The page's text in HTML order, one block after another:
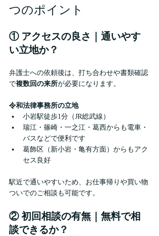
つのポイント
① アクセスの良さ｜通いやす
い立地か？
弁護士への依頼後は、打ち合わせや書類確認
で複数回の来所が必要になります。
令和法律事務所の立地
小岩駅徒歩1分（JR総武線）
瑞江・篠崎・一之江・葛西からも電車・
バスなどで便利です
葛飾区（新小岩・亀有方面）からもアク
セス良好
駅近で通いやすいため、お仕事帰りや買い物
ついでのご相談も可能です。
② 初回相談の有無｜無料で相
談できるか？